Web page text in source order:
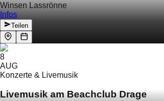
Winsen Lassrönne
Infos
Teilen
8
AUG
Konzerte & Livemusik
Livemusik am Beachclub Drage